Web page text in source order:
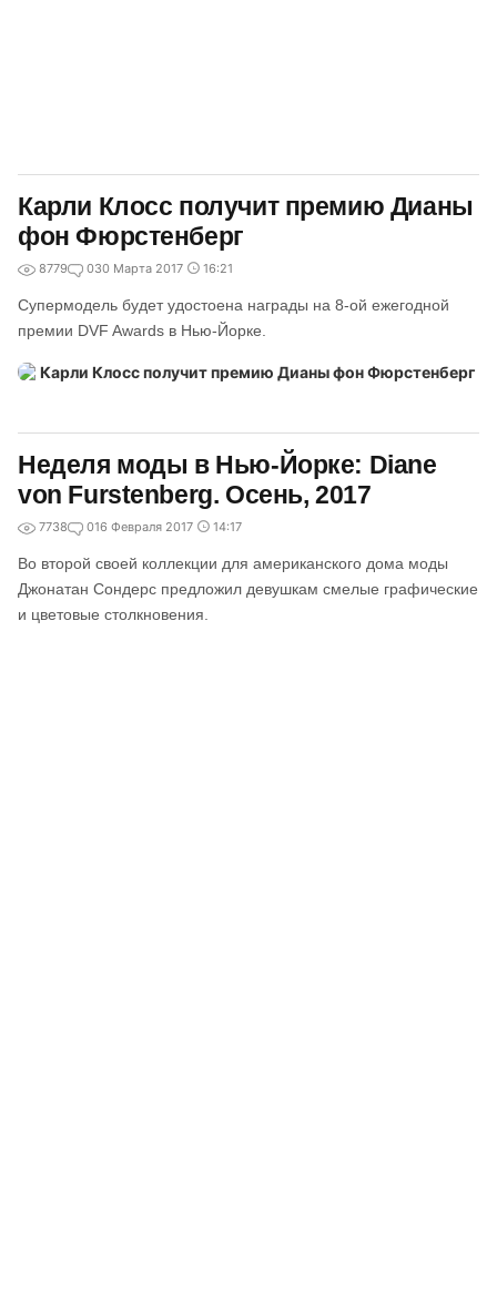
Карли Клосс получит премию Дианы
фон Фюрстенберг
8779 030 Марта 2017 16:21
Супермодель будет удостоена награды на 8-ой ежегодной
премии DVF Awards в Нью-Йорке.
Неделя моды в Нью-Йорке: Diane
von Furstenberg. Осень, 2017
7738 016 Февраля 2017 14:17
Во второй своей коллекции для американского дома моды
Джонатан Сондерс предложил девушкам смелые графические
и цветовые столкновения.